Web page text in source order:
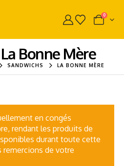
0
Bonne Mère
SANDWICHS LA BONNE MÈRE
en congés
rendant les produits de
durant toute cette
remercions de votre